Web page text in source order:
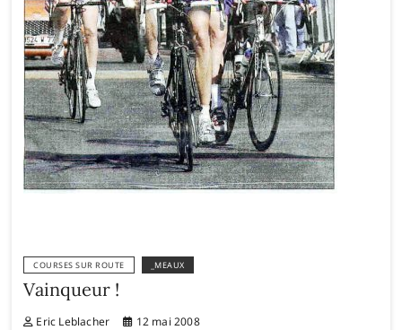
COURSES SUR ROUTE _MEAUX
Vainqueur !
Eric Leblacher 12 mai 2008